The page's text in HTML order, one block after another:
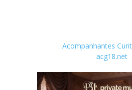
Acompanhantes
acg18.net